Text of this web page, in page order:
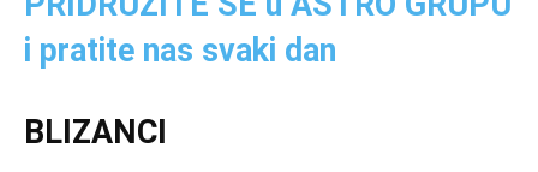
i pratite nas svaki dan
BLIZANCI